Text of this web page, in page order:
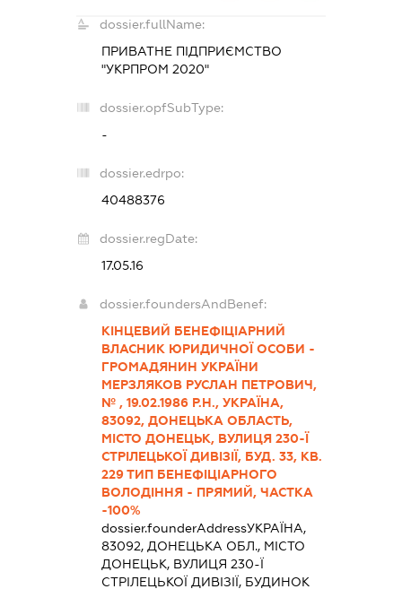
dossier.fullName:
ПРИВАТНЕ ПІДПРИЄМСТВО
"УКРПРОМ 2020"
dossier.opfSubType:
-
dossier.edrpo:
40488376
dossier.regDate:
17.05.16
dossier.foundersAndBenef:
КІНЦЕВИЙ БЕНЕФІЦІАРНИЙ
ВЛАСНИК ЮРИДИЧНОЇ ОСОБИ -
ГРОМАДЯНИН УКРАЇНИ
МЕРЗЛЯКОВ РУСЛАН ПЕТРОВИЧ,
№ , 19.02.1986 Р.Н., УКРАЇНА,
83092, ДОНЕЦЬКА ОБЛАСТЬ,
МІСТО ДОНЕЦЬК, ВУЛИЦЯ 230-Ї
СТРІЛЕЦЬКОЇ ДИВІЗІЇ, БУД. 33, КВ.
229 ТИП БЕНЕФІЦІАРНОГО
ВОЛОДІННЯ - ПРЯМИЙ, ЧАСТКА
-100%
dossier.founderAddressУКРАЇНА,
83092, ДОНЕЦЬКА ОБЛ., МІСТО
ДОНЕЦЬК, ВУЛИЦЯ 230-Ї
СТРІЛЕЦЬКОЇ ДИВІЗІЇ, БУДИНОК